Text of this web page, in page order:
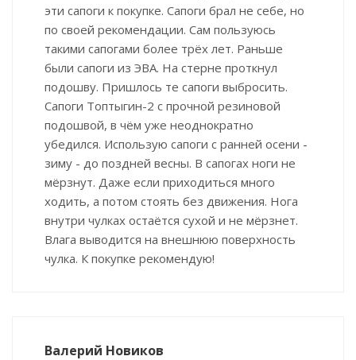
эти сапоги к покупке. Сапоги брал не себе, но
по своей рекомендации. Сам пользуюсь
такими сапогами более трёх лет. Раньше
были сапоги из ЭВА. На стерне проткнул
подошву. Пришлось те сапоги выбросить.
Сапоги Топтыгин-2 с прочной резиновой
подошвой, в чём уже неоднократно
убедился. Использую сапоги с ранней осени -
зиму - до поздней весны. В сапогах ноги не
мёрзнут. Даже если приходиться много
ходить, а потом стоять без движения. Нога
внутри чулках остаётся сухой и не мёрзнет.
Влага выводится на внешнюю поверхность
чулка. К покупке рекомендую!
Валерий Новиков